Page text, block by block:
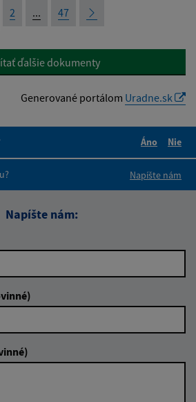
2 ... 47
ďalšie dokumenty
Generované portálom Uradne.sk
Áno
Nie
Napíšte nám
Napíšte nám: